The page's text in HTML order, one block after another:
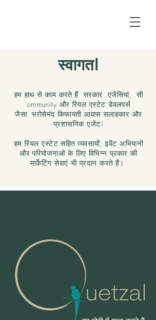
स्वागत!
हम हाथ से काम करते हैं सरकार एजेंसियां,
सी
ommunity और रियल एस्टेट डेवलपर्स
जैसा भरोसेमंद किफायती आवास सलाहकार और
प्रशासनिक एजेंट!
हम रियल एस्टेट सहित व्यवसायों, इवेंट अभियानों
और परियोजनाओं के लिए विभिन्न प्रकार की
मार्केटिंग सेवाएं भी प्रदान करते हैं।